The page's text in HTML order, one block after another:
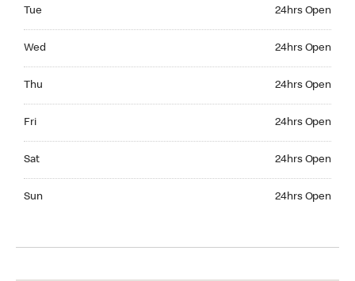
Tue 24hrs Open
Wed 24hrs Open
Thu 24hrs Open
Fri 24hrs Open
Sat 24hrs Open
Sun 24hrs Open